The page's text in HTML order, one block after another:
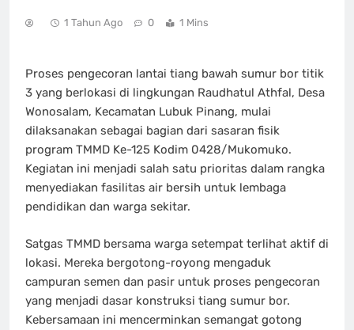
1 Tahun Ago 0 1 Mins
Proses pengecoran lantai tiang bawah sumur bor titik
3 yang berlokasi di lingkungan Raudhatul Athfal, Desa
Wonosalam, Kecamatan Lubuk Pinang, mulai
dilaksanakan sebagai bagian dari sasaran fisik
program TMMD Ke-125 Kodim 0428/Mukomuko.
Kegiatan ini menjadi salah satu prioritas dalam rangka
menyediakan fasilitas air bersih untuk lembaga
pendidikan dan warga sekitar.
Satgas TMMD bersama warga setempat terlihat aktif di
lokasi. Mereka bergotong-royong mengaduk
campuran semen dan pasir untuk proses pengecoran
yang menjadi dasar konstruksi tiang sumur bor.
Kebersamaan ini mencerminkan semangat gotong